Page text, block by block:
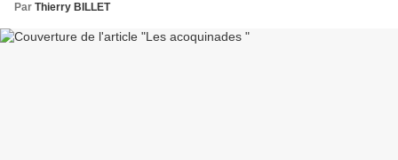
Par Thierry BILLET